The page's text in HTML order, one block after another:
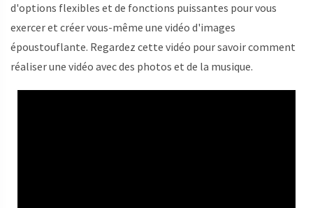
d'options flexibles et de fonctions puissantes pour vous
exercer et créer vous-même une vidéo d'images
époustouflante. Regardez cette vidéo pour savoir comment
réaliser une vidéo avec des photos et de la musique.